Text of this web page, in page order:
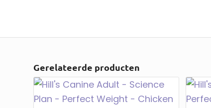
Gerelateerde producten